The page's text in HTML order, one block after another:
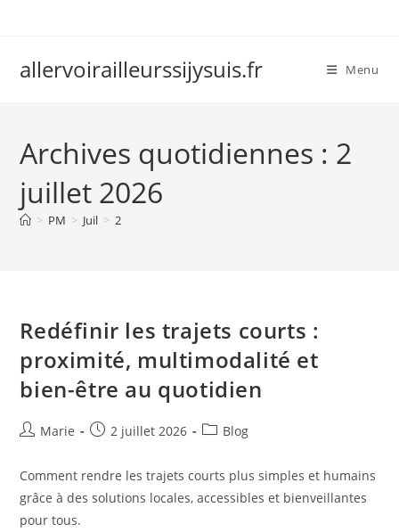
allervoirailleurssijysuis.fr Menu
Archives quotidiennes : 2
juillet 2026
> PM > Juil > 2
Redéfinir les trajets courts :
proximité, multimodalité et
bien-être au quotidien
Auteur/autrice
la
publication :
Marie
Publication
2 juillet 2026
PostBlog
Comment rendre les trajets courts plus simples et humains
grâce à des solutions locales, accessibles et bienveillantes
pour tous.